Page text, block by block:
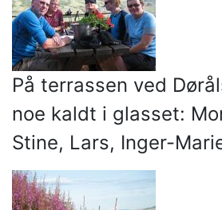
På terrassen ved
noe kaldt i glasset:
Stine, Lars, Inger-